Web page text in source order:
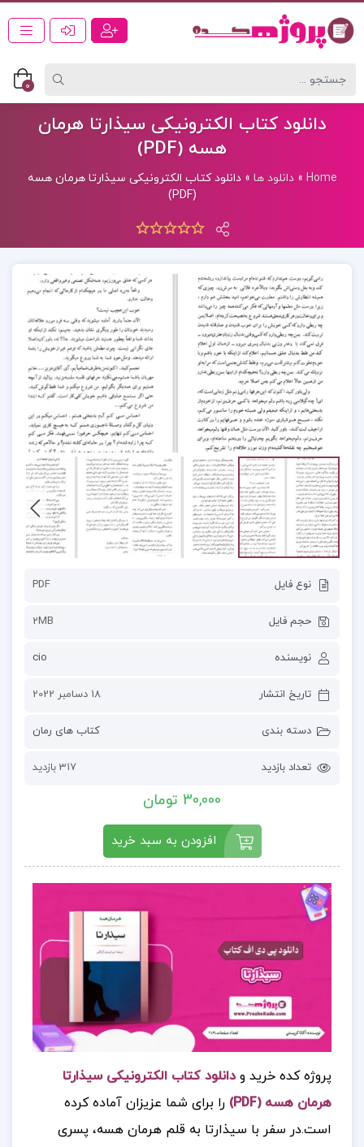
0
دانلود کتاب الکترونیکی سیذارتا هرمان
هسه (PDF)
Home
»دانلود ها »دانلود کتاب الکترونیکی سیذارتا هرمان هسه
(PDF)
نوع فایل PDF
حجم فایل 2MB
نویسنده cio
تاریخ انتشار 18 دسامبر 2022
دسته بندی کتاب های رمان
تعداد بازدید 317 بازدید
30,000 تومان
افزودن به سبد خرید
پروژه کده خرید ودانلود کتاب الکترونیکی سیذارتا
هرمان هسه (PDF)
را برای شما عزیزان آماده کرده
است.در سفر با سیذارتا به قلم هرمان هسه، پسری